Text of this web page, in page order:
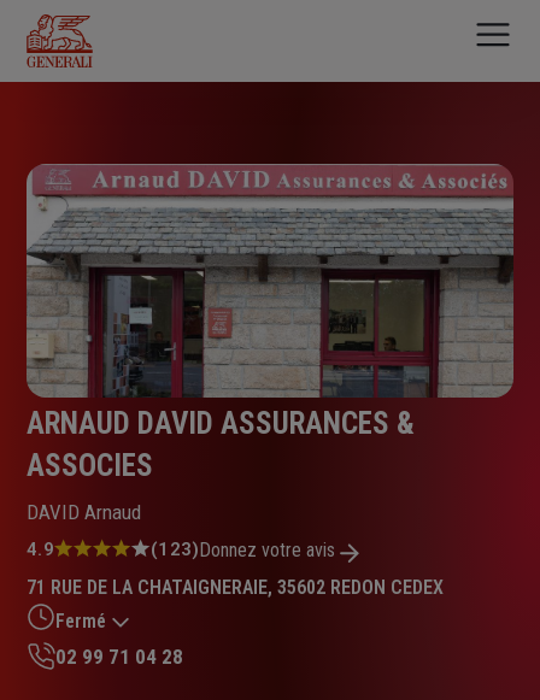
contenu
principal
ARNAUD DAVID ASSURANCES &
ASSOCIES
DAVID Arnaud
Note
4.9
sur
5
étoiles
4.9 (123)Donnez votre avis
71 RUE DE LA CHATAIGNERAIE, 35602 REDON CEDEX
Fermé
02 99 71 04 28